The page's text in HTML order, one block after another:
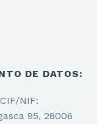
DE DATOS:
NIF:
95, 28006